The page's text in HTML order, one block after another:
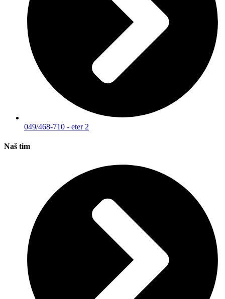
049/468-710 - eter 2
Naš tim